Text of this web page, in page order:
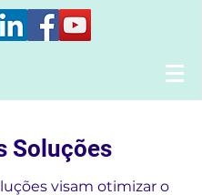
Soluções
visam otimizar o